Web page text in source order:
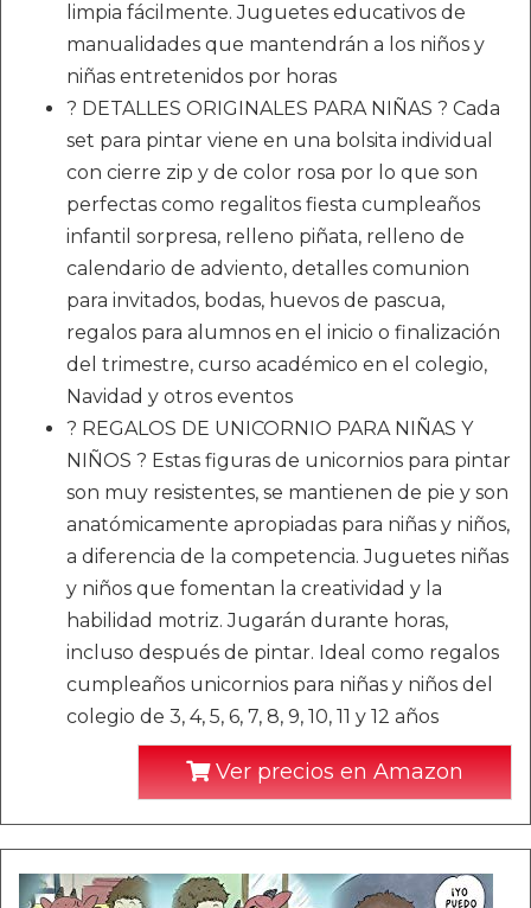
limpia fácilmente. Juguetes educativos de
manualidades que mantendrán a los niños y
niñas entretenidos por horas
? DETALLES ORIGINALES PARA NIÑAS ? Cada
set para pintar viene en una bolsita individual
con cierre zip y de color rosa por lo que son
perfectas como regalitos fiesta cumpleaños
infantil sorpresa, relleno piñata, relleno de
calendario de adviento, detalles comunion
para invitados, bodas, huevos de pascua,
regalos para alumnos en el inicio o finalización
del trimestre, curso académico en el colegio,
Navidad y otros eventos
? REGALOS DE UNICORNIO PARA NIÑAS Y
NIÑOS ? Estas figuras de unicornios para pintar
son muy resistentes, se mantienen de pie y son
anatómicamente apropiadas para niñas y niños,
a diferencia de la competencia. Juguetes niñas
y niños que fomentan la creatividad y la
habilidad motriz. Jugarán durante horas,
incluso después de pintar. Ideal como regalos
cumpleaños unicornios para niñas y niños del
colegio de 3, 4, 5, 6, 7, 8, 9, 10, 11 y 12 años
Ver precios en Amazon